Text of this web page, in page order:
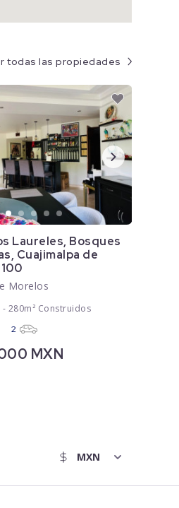
Laureles, Bosques
Cuajimalpa de
Morelos
280m² Construidos
2
MXN
todas las propiedades